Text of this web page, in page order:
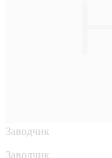
Заводчик
Заводчик